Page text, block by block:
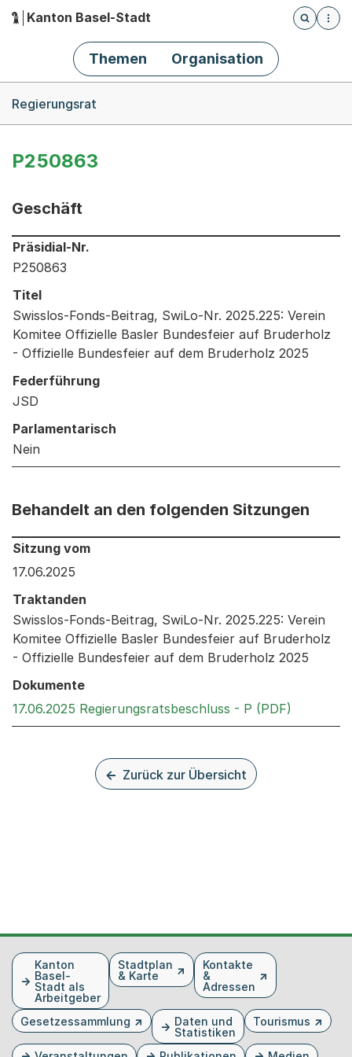
Hauptnavigation
Kanton Basel-Stadt
Öffnet
Themen Organisation
Regierungsrat
P250863
Geschäft
Informationen zum Ausgewählten Geschäft
Präsidial-Nr.
P250863
Titel
Swisslos-Fonds-Beitrag, SwiLo-Nr. 2025.225: Verein
Komitee Offizielle Basler Bundesfeier auf Bruderholz
- Offizielle Bundesfeier auf dem Bruderholz 2025
Federführung
JSD
Parlamentarisch
Nein
Behandelt an den folgenden Sitzungen
Behandelt an den folgenden Sitzungen: Informationen
Sitzung vom
17.06.2025
Traktanden
Swisslos-Fonds-Beitrag, SwiLo-Nr. 2025.225: Verein
Komitee Offizielle Basler Bundesfeier auf Bruderholz
- Offizielle Bundesfeier auf dem Bruderholz 2025
Dokumente
17.06.2025 Regierungsratsbeschluss - P (PDF)
Zurück zur Übersicht
FusszeileKanton
Basel-
Stadt als
Arbeitgeber
Stadtplan
& Karte
Kontakte
&
Adressen
Gesetzessammlung
Daten und
Statistiken
Tourismus